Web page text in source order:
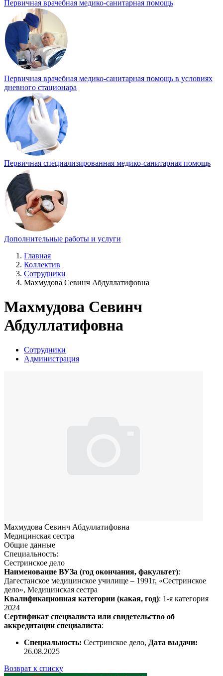
Первичная врачебная медико-санитарная помощь
Первичная врачебная медико-санитарная помощь в условиях
дневного стационара
Первичная специализированная медико-санитарная помощь
Дополнительные работы и услуги
Главная
Коллектив
Сотрудники
Махмудова Севинч Абдуллатифовна
Махмудова Севинч
Абдуллатифовна
Сотрудники
Администрация
Махмудова Севинч Абдуллатифовна
Медицинская сестра
Общие данные
Специальность:
Сестринское дело
Наименование ВУЗа (год окончания, факультет):
Дагестанское медицинское училище – 1991г, «Сестринское
дело», Медицинская сестра
Квалификационная категории (какая, год): 1-я категория
2024
Сертификат специалиста или свидетельство об
аккредитации специалиста:
Специальность: Сестринское дело, Дата выдачи:
26.08.2025
Возврат к списку